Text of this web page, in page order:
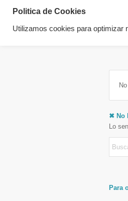
✖ No
Lo
Para
Politica de Cookies
Utilizamos cookies para optimizar